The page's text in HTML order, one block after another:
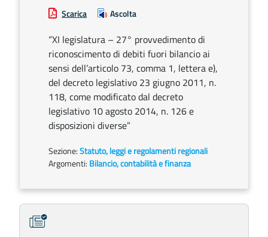
Scarica Ascolta
“XI legislatura – 27° provvedimento di
riconoscimento di debiti fuori bilancio ai
sensi dell’articolo 73, comma 1, lettera e),
del decreto legislativo 23 giugno 2011, n.
118, come modificato dal decreto
legislativo 10 agosto 2014, n. 126 e
disposizioni diverse”
Sezione:Statuto, leggi e regolamenti regionali
Argomenti: Bilancio, contabilità e finanza